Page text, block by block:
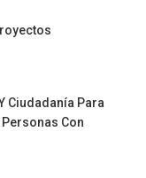
Ciudadanía Para
Con